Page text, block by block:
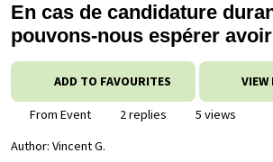
En cas de candidature
pouvons-nous espérer
ADD TO FAVOURITES VIEW
From Event 2 replies
5 views
Author: Vincent G.